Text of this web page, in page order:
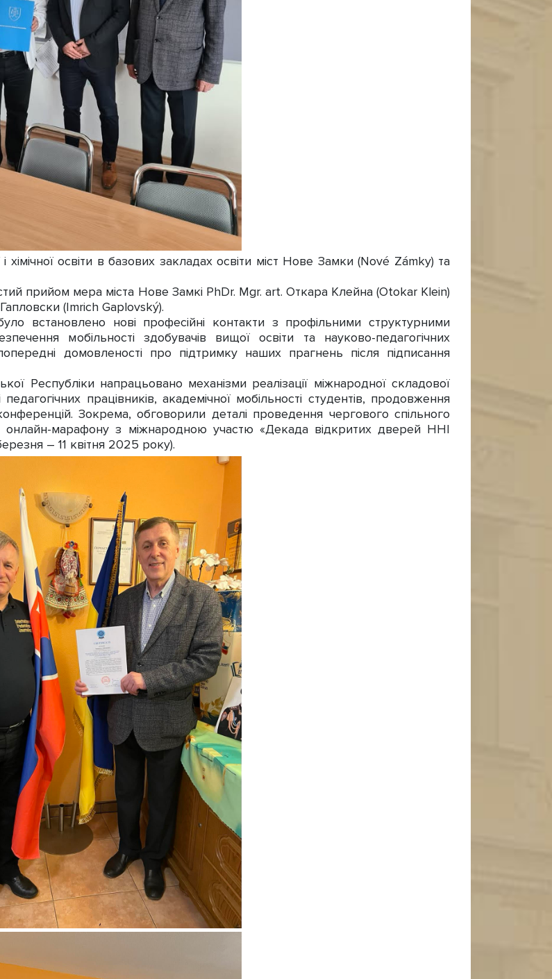
хімічної освіти в базових закладах освіти міст Нове Замки (Nové Zámky) та
прийом мера міста Нове Замкі PhDr. Mgr. art. Откара Клейна (Otokar Klein)
(Imrich Gaplovský).
встановлено нові професійні контакти з профільними структурними
мобільності здобувачів вищої освіти та науково-педагогічних
домовленості про підтримку наших прагнень після підписання
Республіки напрацьовано механізми реалізації міжнародної складової
працівників, академічної мобільності студентів, продовження
Зокрема, обговорили деталі проведення чергового спільного
онлайн-марафону з міжнародною участю «Декада відкритих дверей ННІ
– 11 квітня 2025 року).